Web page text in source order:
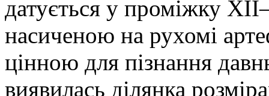
датується у проміжку
насиченою на рухомі
цінною для пізнання
виявилась ділянка